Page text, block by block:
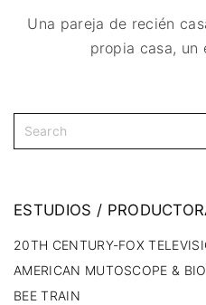
Una pareja de recién
propia casa, un
ESTUDIOS /
20TH CENTURY-FOX
AMERICAN MUTOSCOPE &
BEE TRAIN